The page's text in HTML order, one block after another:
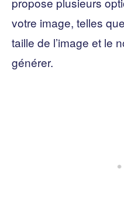
votre image, telles
taille de l’image et le
générer.